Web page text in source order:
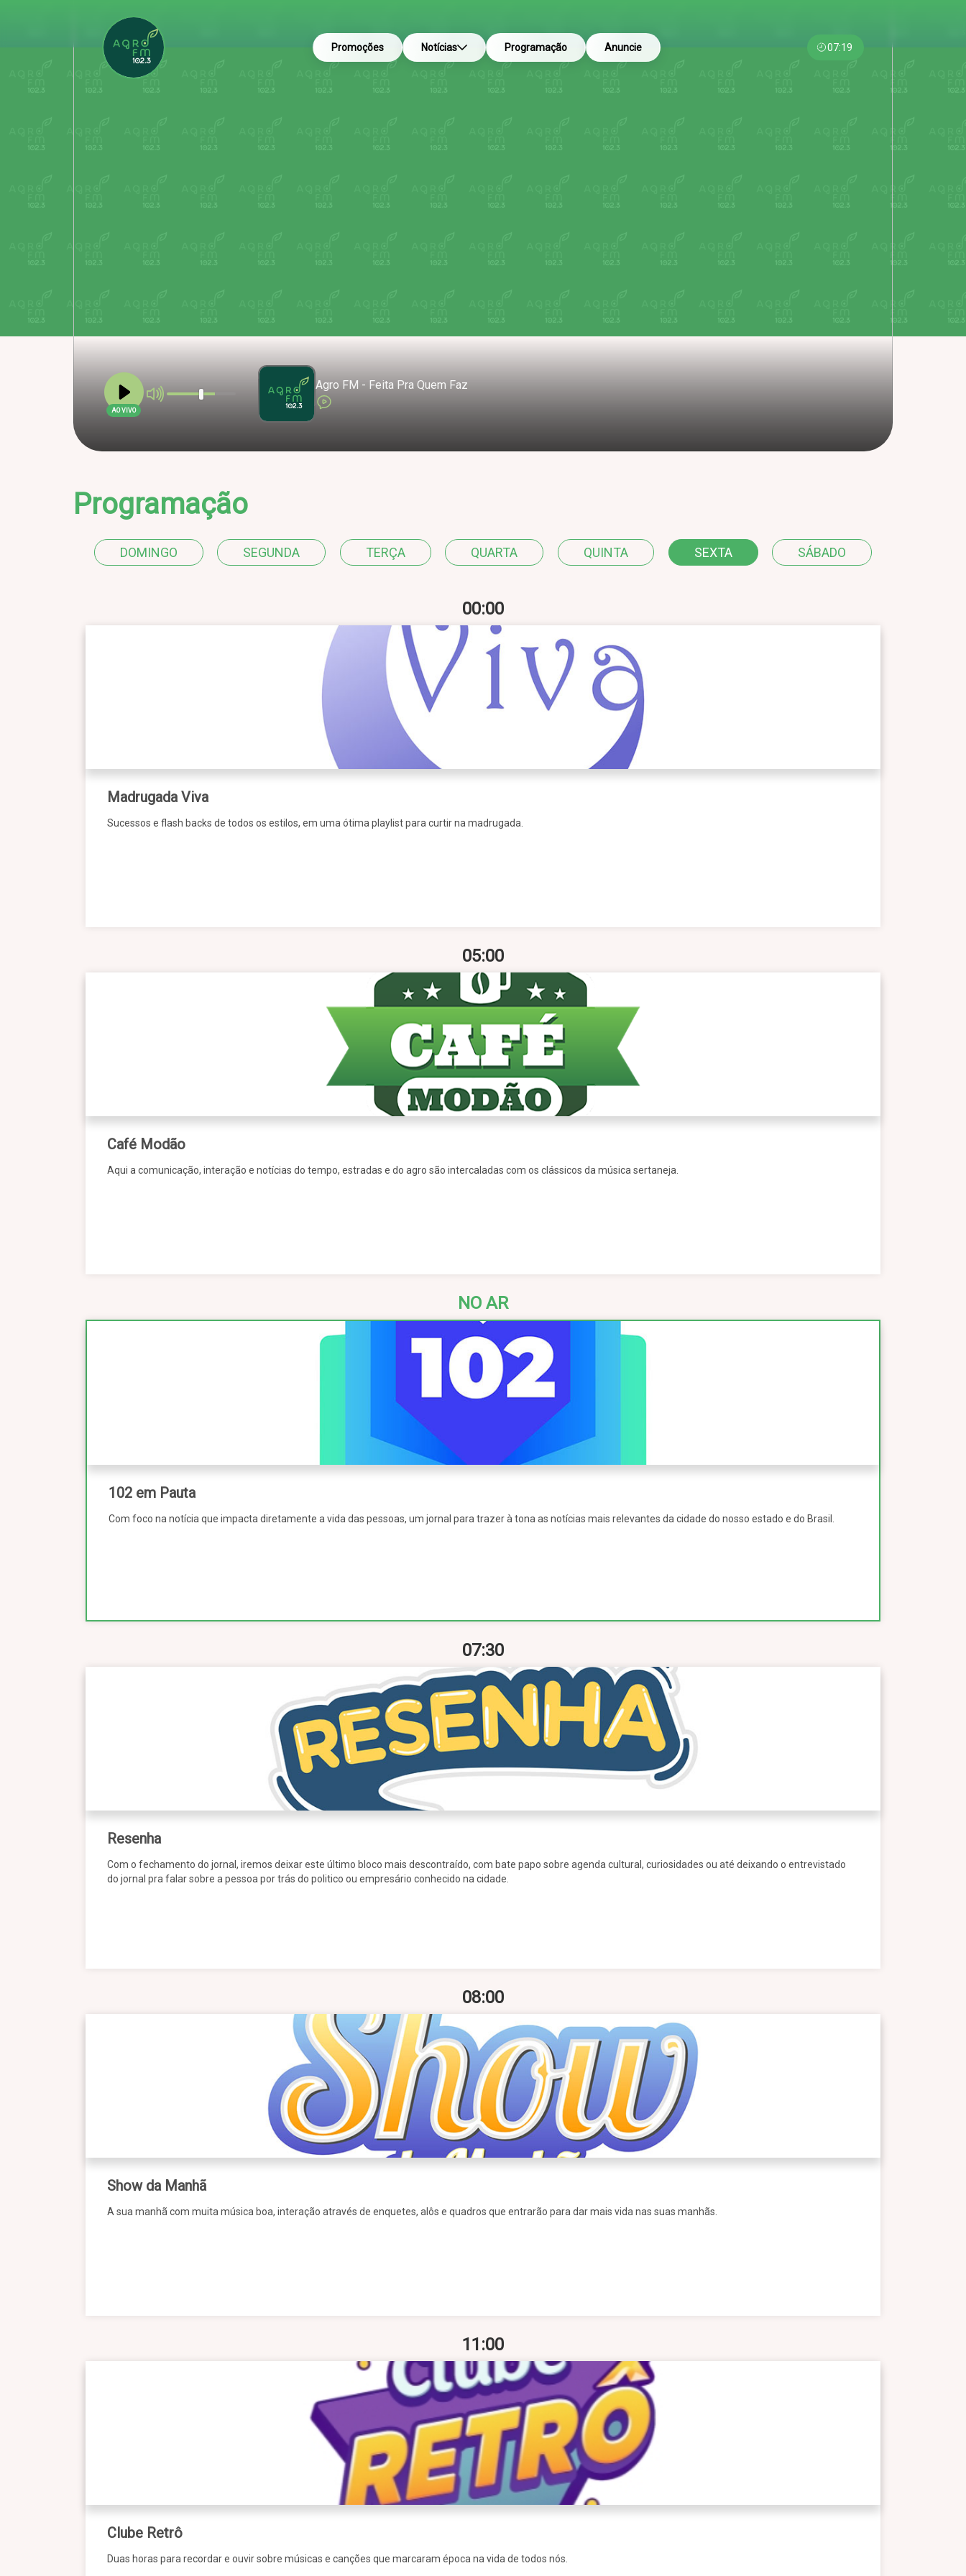
Promoções Notícias Programação Anuncie 07:19
AO VIVO
Agro FM - Feita Pra Quem Faz
Programação
DOMINGO SEGUNDA TERÇA QUARTA QUINTA SEXTA SÁBADO
00:00
Madrugada Viva
Sucessos e flash backs de todos os estilos, em uma ótima playlist para curtir na madrugada.
05:00
Café Modão
Aqui a comunicação, interação e notícias do tempo, estradas e do agro são intercaladas com os clássicos da música sertaneja.
NO AR
102 em Pauta
Com foco na notícia que impacta diretamente a vida das pessoas, um jornal para trazer à tona as notícias mais relevantes da cidade do nosso estado e do Brasil.
07:30
Resenha
Com o fechamento do jornal, iremos deixar este último bloco mais descontraído, com bate papo sobre agenda cultural, curiosidades ou até deixando o entrevistado
do jornal pra falar sobre a pessoa por trás do politico ou empresário conhecido na cidade.
08:00
Show da Manhã
A sua manhã com muita música boa, interação através de enquetes, alôs e quadros que entrarão para dar mais vida nas suas manhãs.
11:00
Clube Retrô
Duas horas para recordar e ouvir sobre músicas e canções que marcaram época na vida de todos nós.